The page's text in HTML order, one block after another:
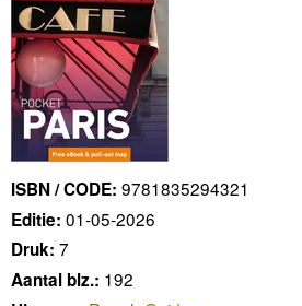
ISBN / CODE: 9781835294321
Editie: 01-05-2026
Druk: 7
Aantal blz.: 192